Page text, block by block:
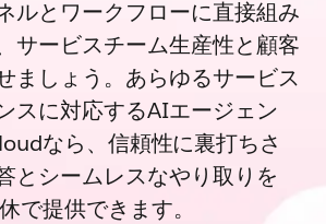
ルとワークフローに直接組み
サービスチーム生産性と顧客
ましょう。あらゆるサービス
スに対応するAIエージェン
なら、信頼性に裏打ちさ
とシームレスなやり取りを
で提供できます。